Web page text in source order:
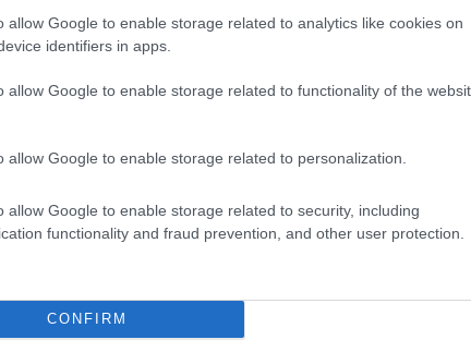
allow Google to enable storage related to analytics like cookies on
identifiers in apps.
allow Google to enable storage related to functionality of the
allow Google to enable storage related to personalization.
allow Google to enable storage related to security, including
functionality and fraud prevention, and other user protection.
CONFIRM
nuevos y camiones ligeros. Para el año 2016
una clasificación de economía de combustible de
un nivel medio de emisiones de CO2 de 250
todo sobre elChevrolet Voltpinchad aquí.Vía
CHEVY CHEVY VOLT GM HIBRIDO